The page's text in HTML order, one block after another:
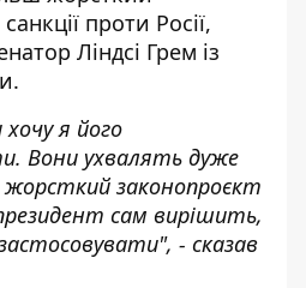
проти Росії,
Ліндсі Грем із
я його
Вони ухвалять дуже
жорсткий законопроєкт
сам вирішить,
- сказав